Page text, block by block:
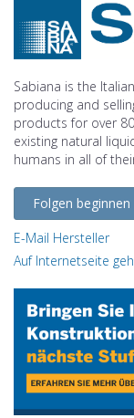
Sabiana is the
producing and
products for over
existing natural
humans in all of
Folgen beginnen
E-Mail Hersteller
Auf Internetseite